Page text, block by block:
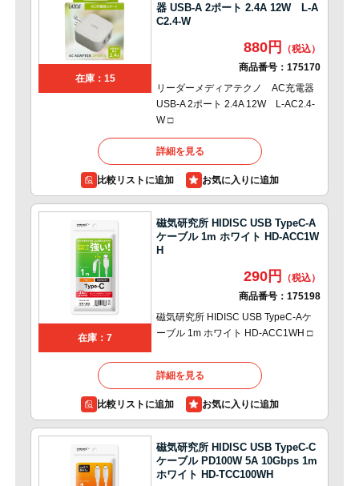
在庫：15
器 USB-A 2ポート 2.4A 12W L-A
C2.4-W
880円
商品番号： 175170
リーダーメディアテクノ AC充電器
USB-A 2ポート 2.4A 12W L-AC2.4-
W □
詳細を見る
比較リストに追加
在庫：7
磁気研究所 HIDISC USB TypeC-A
ケーブル 1m ホワイト HD-ACC1W
H
290円
商品番号： 175198
磁気研究所 HIDISC USB TypeC-Aケ
ーブル 1m ホワイト HD-ACC1WH □
詳細を見る
比較リストに追加
磁気研究所 HIDISC USB TypeC-C
ケーブル PD100W 5A 10Gbps 1m
ホワイト HD-TCC100WH